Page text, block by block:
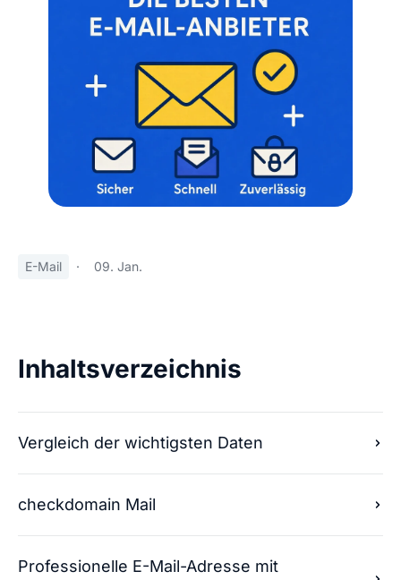
E-Mail · 09. Jan.
Inhaltsverzeichnis
Vergleich der wichtigsten Daten
checkdomain Mail
Professionelle E-Mail-Adresse mit